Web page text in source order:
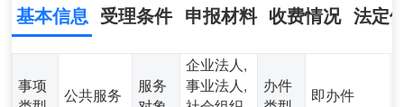
基本信息 受理条件 申报材料 收费情况 法定
事项
公共服务
服务
企业法人,
事业法人,
办件
即办件